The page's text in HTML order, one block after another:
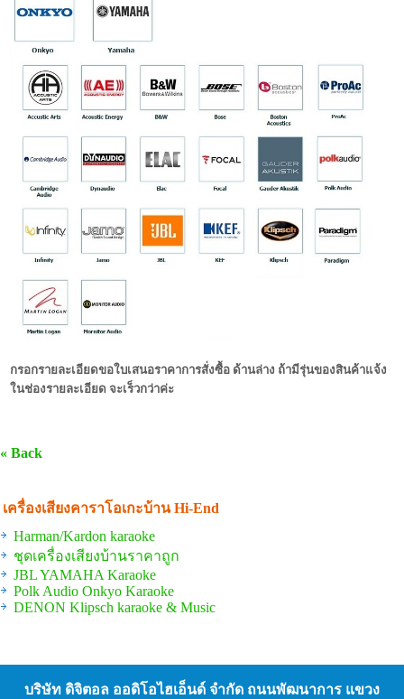
กรอกรายละเอียดขอใบเสนอราคาการสั่งซื้อ ด้านล่าง ถ้ามีรุ่นของสินค้าแจ้ง
ในช่องรายละเอียด จะเร็วกว่าค่ะ
« Back
เครื่องเสียงคาราโอเกะบ้าน Hi-End
Harman/Kardon karaoke
ชุดเครื่องเสียงบ้านราคาถูก
JBL YAMAHA Karaoke
Polk Audio Onkyo Karaoke
DENON Klipsch karaoke & Music
บริษัท ดิจิตอล ออดิโอไฮเอ็นด์ จํากัด ถนนพัฒนาการ แขวง